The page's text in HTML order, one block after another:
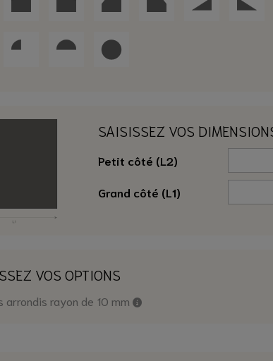
SAISISSEZ VOS
Petit côté (L2)
Grand côté (L1)
VOS OPTIONS
arrondis rayon de 10 mm